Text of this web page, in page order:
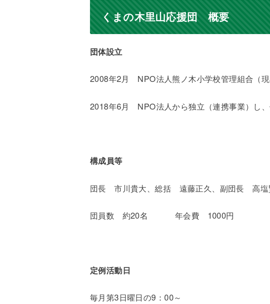
くまの木里山応援団 概要
団体設立
2008年2月 NPO法人熊ノ木小学校管理組合（
2018年6月 NPO法人から独立（連携事業）し、
構成員等
団長 市川貴大、総括 遠藤正久、副団長 高塩
団員数 約20名 年会費 1000円
定例活動日
毎月第3日曜日の9：00～